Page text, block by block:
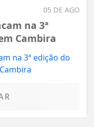
05 DE AGO
na 3ª
Cambira